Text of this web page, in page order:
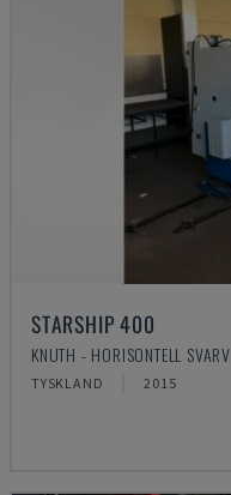
STARSHIP 400
KNUTH - HORISONTELL SVARV
TYSKLAND 2015